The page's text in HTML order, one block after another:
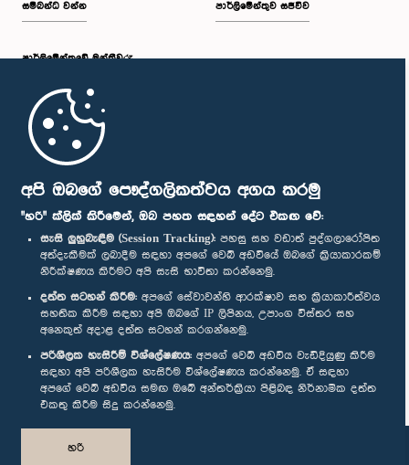
අපි ඔබගේ පෞද්ගලිකත්වය අගය කරමු
"හරි" ක්ලික් කිරීමෙන්, ඔබ පහත සඳහන් දේට එකඟ වේ:
සැසි ලුහුබැඳීම (Session Tracking): පහසු සහ වඩාත් පුද්ගලාරෝපිත
අත්දැකීමක් ලබාදීම සඳහා අපගේ වෙබ් අඩවියේ ඔබගේ ක්‍රියාකාරකම්
නිරීක්ෂණය කිරීමට අපි සැසි භාවිතා කරන්නෙමු.
දත්ත සටහන් කිරීම: අපගේ සේවාවන්හි ආරක්ෂාව සහ ක්‍රියාකාරීත්වය
සහතික කිරීම සඳහා අපි ඔබගේ IP ලිපිනය, උපාංග විස්තර සහ
අනෙකුත් අදාළ දත්ත සටහන් කරගන්නෙමු.
පරිශීලක හැසිරීම් විශ්ලේෂණය: අපගේ වෙබ් අඩවිය වැඩිදියුණු කිරීම
සඳහා අපි පරිශීලක හැසිරීම විශ්ලේෂණය කරන්නෙමු. ඒ සඳහා
අපගේ වෙබ් අඩවිය සමඟ ඔබේ අන්තර්ක්‍රියා පිළිබඳ නිර්නාමික දත්ත
එකතු කිරීම සිදු කරන්නෙමු.
හරි
සම්බන්ධ වන්න
පාර්ලි‌මේන්තුවේ මන්ත්‍රීවරු
මුල් පිටුව
පාර්ලිමේන්තුව සජීවීව
පාර්ලිමේන්තු ජංගම යෙදුම
අප හා සම්බන්ධ වී සිටින්න :
සම්මාන
පෞද්ගලිකත්ව ප්‍රතිපත්තිය